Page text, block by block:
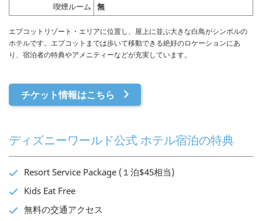
喫煙ルーム 無
エプコットリゾート・エリアに位置し、屋上に並ぶ大きな白鳥がシンボルの
ホテルです。エプコットまでは歩いて移動できる絶好のロケーションにあ
り、宿泊者の特典やアメニティーなどが充実しています。
チケット情報はこちら
ディズニーワールド公式 ホテル宿泊の特典
Resort Service Package (１泊$45相当)
Kids Eat Free
無料の交通アクセス